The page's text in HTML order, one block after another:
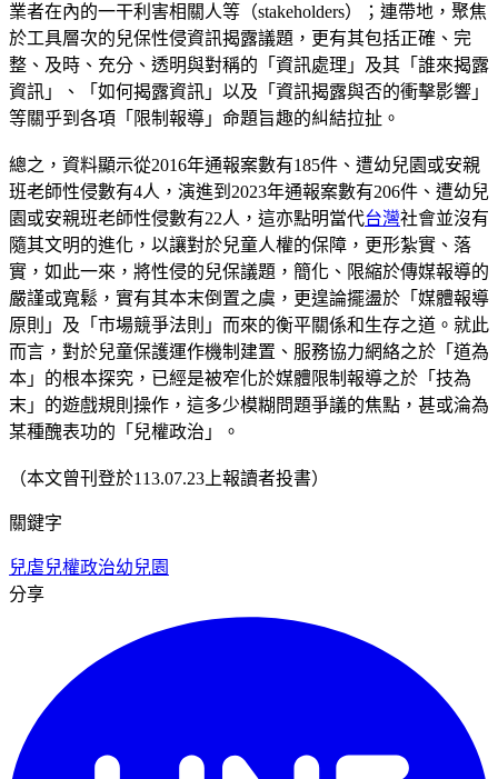
業者在內的一干利害相關人等（stakeholders）；連帶地，聚焦
於工具層次的兒保性侵資訊揭露議題，更有其包括正確、完
整、及時、充分、透明與對稱的「資訊處理」及其「誰來揭露
資訊」、「如何揭露資訊」以及「資訊揭露與否的衝擊影響」
等關乎到各項「限制報導」命題旨趣的糾結拉扯。
總之，資料顯示從2016年通報案數有185件、遭幼兒園或安親
班老師性侵數有4人，演進到2023年通報案數有206件、遭幼兒
園或安親班老師性侵數有22人，這亦點明當代台灣社會並沒有
隨其文明的進化，以讓對於兒童人權的保障，更形紮實、落
實，如此一來，將性侵的兒保議題，簡化、限縮於傳媒報導的
嚴謹或寬鬆，實有其本末倒置之虞，更遑論擺盪於「媒體報導
原則」及「市場競爭法則」而來的衡平關係和生存之道。就此
而言，對於兒童保護運作機制建置、服務協力網絡之於「道為
本」的根本探究，已經是被窄化於媒體限制報導之於「技為
末」的遊戲規則操作，這多少模糊問題爭議的焦點，甚或淪為
某種醜表功的「兒權政治」。
（本文曾刊登於113.07.23上報讀者投書）
關鍵字
兒虐兒權政治幼兒園
分享